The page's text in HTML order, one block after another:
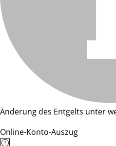
Änderung des Entgelts unter
Online-Konto-Auszug